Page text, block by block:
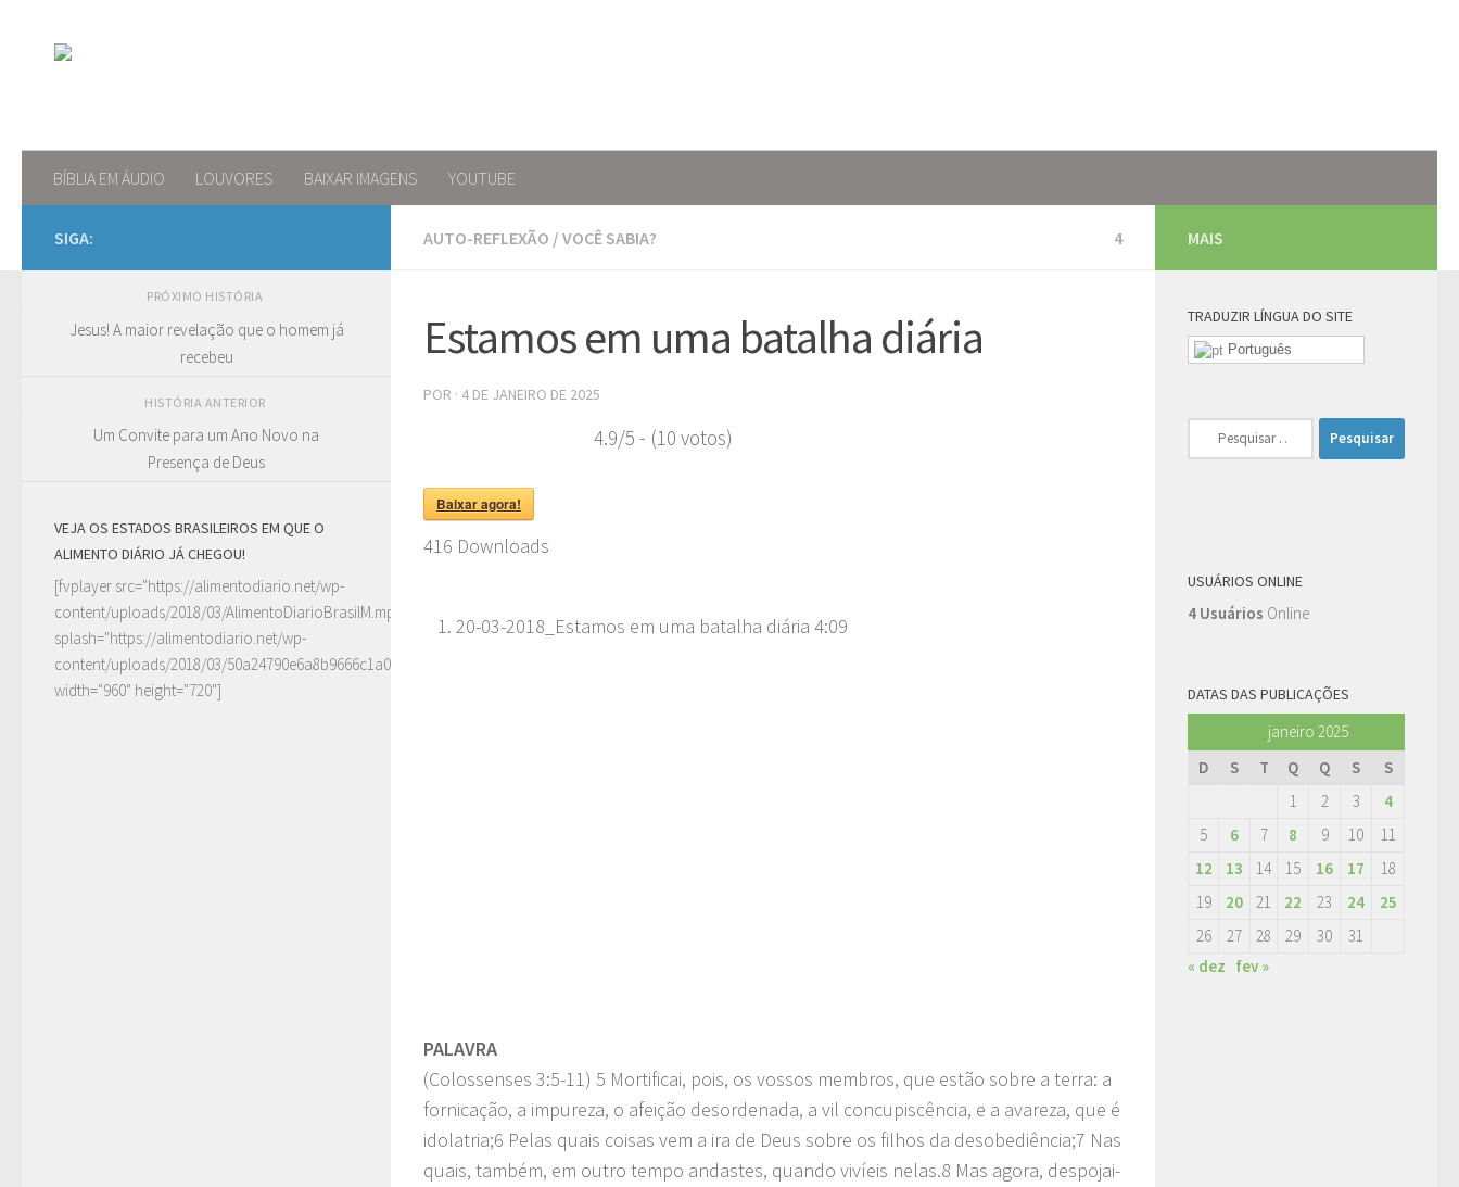
BÍBLIA EM ÁUDIO LOUVORES BAIXAR IMAGENS YOUTUBE
AUTO-REFLEXÃO / VOCÊ SABIA? 4
Estamos em uma batalha diária
POR · 4 DE JANEIRO DE 2025
4.9/5 - (10 votos)
Baixar agora!
416 Downloads
20-03-2018_Estamos em uma batalha diária 4:09
PALAVRA
(Colossenses 3:5-11) 5 Mortificai, pois, os vossos membros, que estão sobre a terra: a
fornicação, a impureza, o afeição desordenada, a vil concupiscência, e a avareza, que é
idolatria;6 Pelas quais coisas vem a ira de Deus sobre os filhos da desobediência;7 Nas
quais, também, em outro tempo andastes, quando vivíeis nelas.8 Mas agora, despojai-
SIGA:
PRÓXIMO HISTÓRIA
Jesus! A maior revelação que o homem já
recebeu
HISTÓRIA ANTERIOR
Um Convite para um Ano Novo na
Presença de Deus
VEJA OS ESTADOS BRASILEIROS EM QUE O
ALIMENTO DIÁRIO JÁ CHEGOU!
[fvplayer src="https://alimentodiario.net/wp-
content/uploads/2018/03/AlimentoDiarioBrasilM.mp4"
splash="https://alimentodiario.net/wp-
content/uploads/2018/03/50a24790e6a8b9666c1a0c6b2a87ad5d2.png"
width="960" height="720"]
MAIS
TRADUZIR LÍNGUA DO SITE
Português
Pesquisar
por:
USUÁRIOS ONLINE
4 Usuários Online
DATAS DAS PUBLICAÇÕES
janeiro 2025
D
S T Q Q S
S
1
2 3
4
5
6 7 8 9 10
11
12
13 14 15 16 17
18
19
20 21 22 23 24
25
26
27 28 29 30
31
« dez fev »